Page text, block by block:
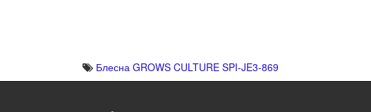
Блесна GROWS CULTURE SPI-JE3-869